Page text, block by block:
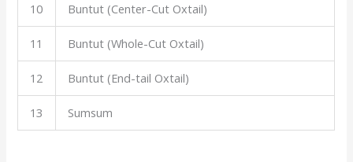
10 Buntut (Center-Cut Oxtail)
11 Buntut (Whole-Cut Oxtail)
12 Buntut (End-tail Oxtail)
13 Sumsum